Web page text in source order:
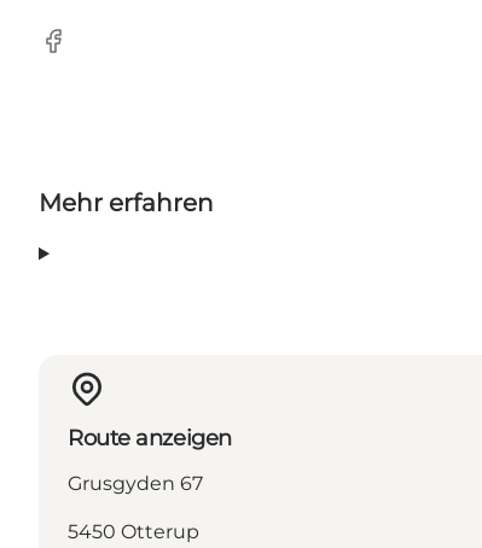
Facebook
Mehr erfahren
Route anzeigen
Grusgyden 67
5450 Otterup